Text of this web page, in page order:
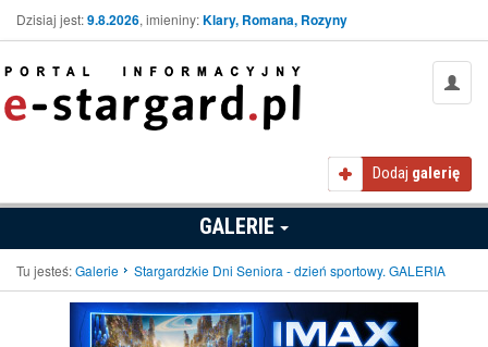
Dzisiaj jest:9.8.2026, imieniny:Klary, Romana, Rozyny
Dodaj galerię
GALERIE
Tu jesteś:Galerie Stargardzkie Dni Seniora - dzień sportowy. GALERIA